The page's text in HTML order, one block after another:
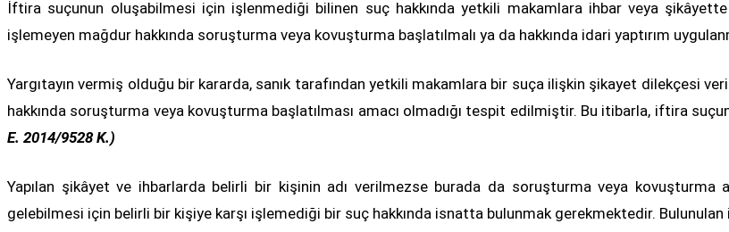
İftira suçunun oluşabilmesi için işlenmediği bilinen suç hakkında yetkili makamlara ihbar veya
işlemeyen mağdur hakkında soruşturma veya kovuşturma başlatılmalı ya da hakkında idari yaptırım
Yargıtayın vermiş olduğu bir kararda, sanık tarafından yetkili makamlara bir suça ilişkin şikayet dilekçesi
hakkında soruşturma veya kovuşturma başlatılması amacı olmadığı tespit edilmiştir. Bu itibarla, iftira
E. 2014/9528 K.)
Yapılan şikâyet ve ihbarlarda belirli bir kişinin adı verilmezse burada da soruşturma veya kovuşturma
gelebilmesi için belirli bir kişiye karşı işlemediği bir suç hakkında isnatta bulunmak gerekmektedir. Bulunulan